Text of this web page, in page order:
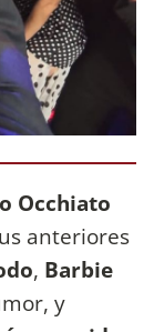
Occhiato
anteriores
, Barbie
y